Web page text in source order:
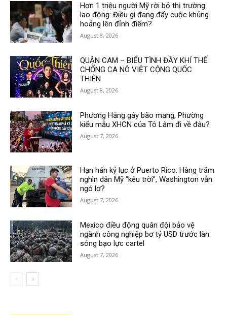
Hơn 1 triệu người Mỹ rời bỏ thị trường
lao động: Điều gì đang đẩy cuộc khủng
hoảng lên đỉnh điểm?
August 8, 2026
QUẬN CAM – BIỂU TÌNH ĐẦY KHÍ THẾ
CHỐNG CA NÔ VIỆT CỘNG QUỐC
THIÊN
August 8, 2026
Phương Hằng gây bão mạng, Phường
kiểu mẫu XHCN của Tô Lâm đi về đâu?
August 7, 2026
Hạn hán kỷ lục ở Puerto Rico: Hàng trăm
nghìn dân Mỹ “kêu trời”, Washington vẫn
ngó lơ?
August 7, 2026
Mexico điều động quân đội bảo vệ
ngành công nghiệp bơ tỷ USD trước làn
sóng bạo lực cartel
August 7, 2026